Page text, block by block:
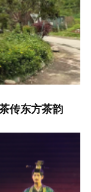
传东方茶韵